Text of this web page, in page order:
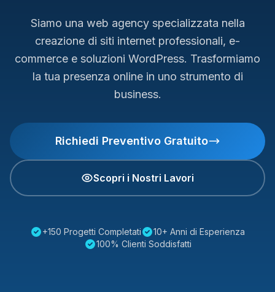
Siamo una web agency specializzata nella
creazione di siti internet professionali, e-
commerce e soluzioni WordPress. Trasformiamo
la tua presenza online in uno strumento di
business.
Richiedi Preventivo Gratuito
Scopri i Nostri Lavori
+150 Progetti Completati
10+ Anni di Esperienza
100% Clienti Soddisfatti